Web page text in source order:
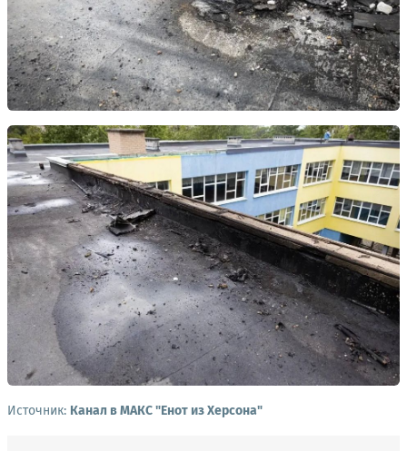
Источник: Канал в МАКС "Енот из Херсона"